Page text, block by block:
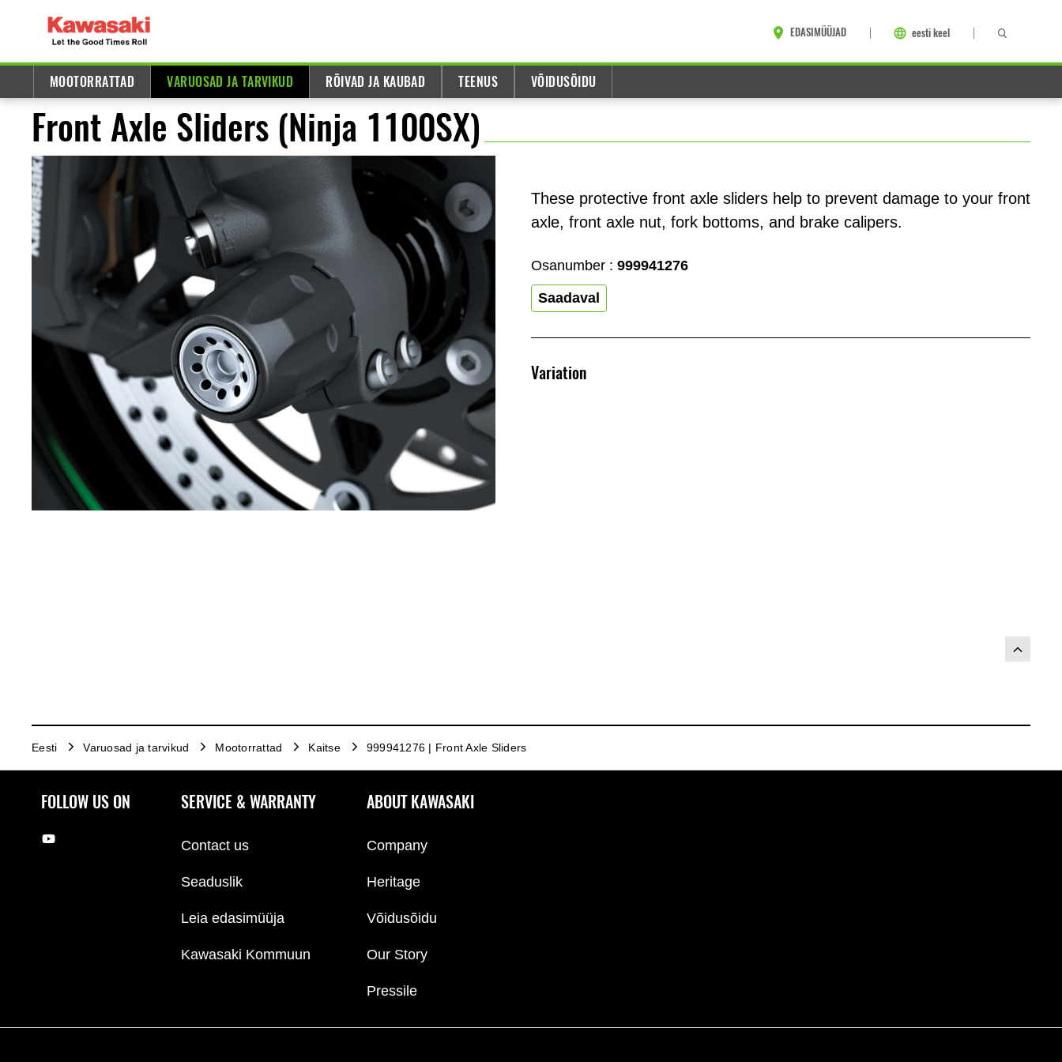
EDASIMÜÜJAD eesti keel
MOOTORRATTAD VARUOSAD JA TARVIKUD RÕIVAD JA KAUBAD TEENUS VÕIDUSÕIDU
Front Axle Sliders (Ninja 1100SX)
These protective front axle sliders help to prevent damage to your front
axle, front axle nut, fork bottoms, and brake calipers.
Osanumber : 999941276
Saadaval
Variation
Eesti Varuosad ja tarvikud Mootorrattad Kaitse 999941276 | Front Axle Sliders
FOLLOW US ON SERVICE & WARRANTY
Contact us
Seaduslik
Leia edasimüüja
Kawasaki Kommuun
ABOUT KAWASAKI
Company
Heritage
Võidusõidu
Our Story
Pressile